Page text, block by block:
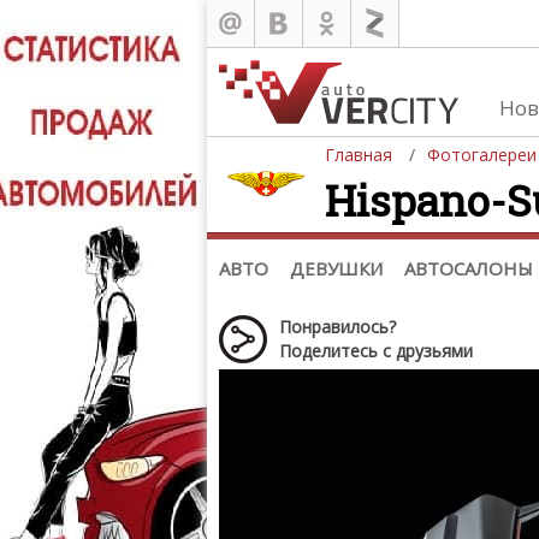
Главная Фотогалереи
Hispano-
АВТО ДЕВУШКИ АВТОСАЛОНЫ
Автомобили
Последние добавления
Список марок
(+1102)
Понравилось?
Поделитесь с друзьями